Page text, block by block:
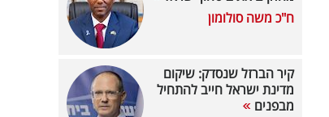
ח"כ משה סולומון
קיר הברזל שנסדק: שיקום
מדינת ישראל חייב להתחיל
מבפנים